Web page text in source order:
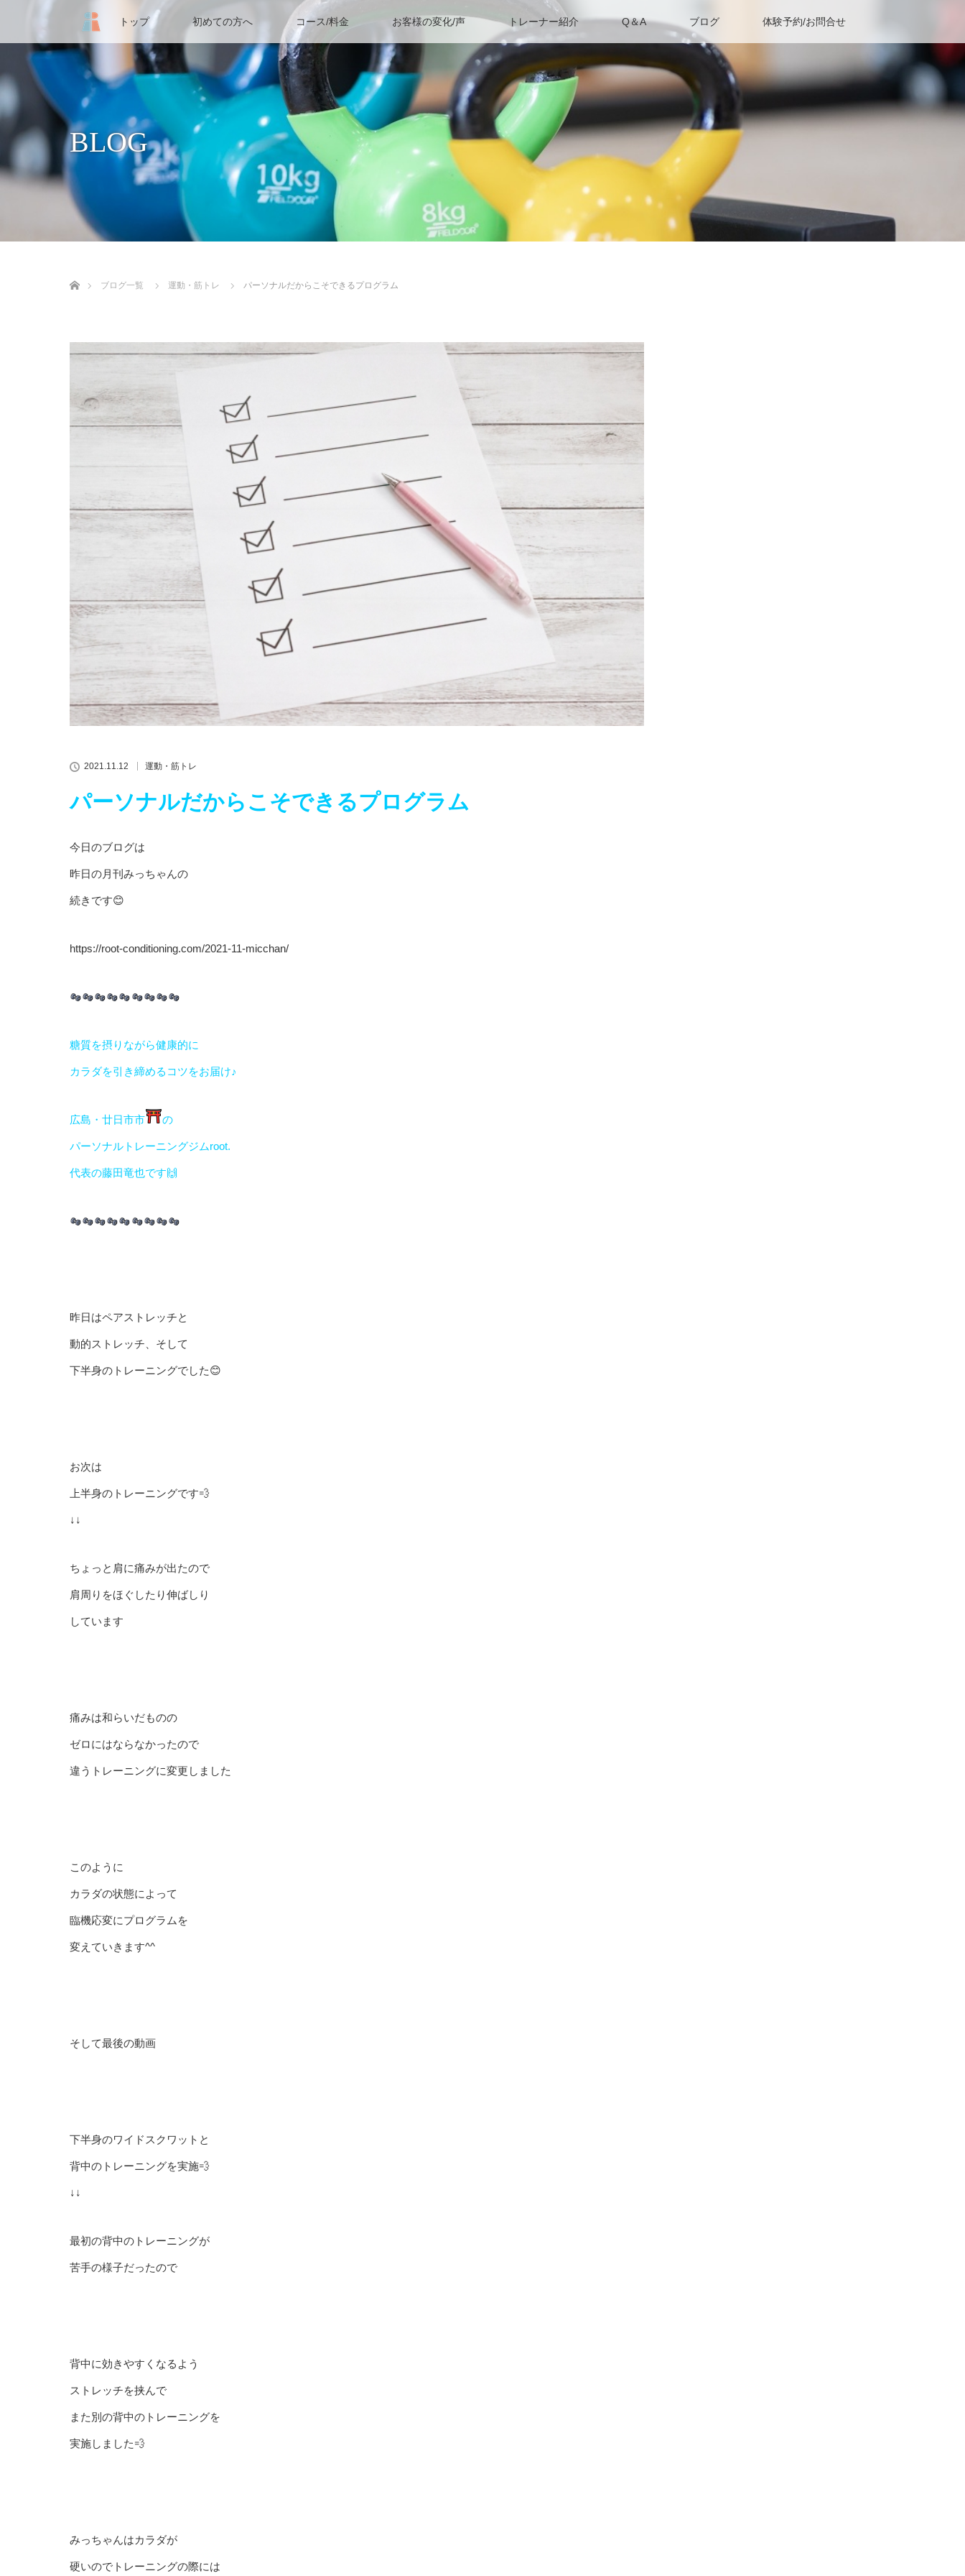
トップ 初めての方へ コース/料金 お客様の変化/声 トレーナー紹介 Q＆A ブログ 体験予約/お問合せ
BLOG
ブログ一覧
運動・筋トレ パーソナルだからこそできるプログラム
2021.11.12 運動・筋トレ
パーソナルだからこそできるプログラム
今日のブログは
昨日の月刊みっちゃんの
続きです😊
https://root-conditioning.com/2021-11-micchan/
糖質を摂りながら健康的に
カラダを引き締めるコツをお届け♪
広島・廿日市市 の
パーソナルトレーニングジムroot.
代表の藤田竜也です🙌
昨日はペアストレッチと
動的ストレッチ、そして
下半身のトレーニングでした😊
お次は
上半身のトレーニングです💨
↓↓
ちょっと肩に痛みが出たので
肩周りをほぐしたり伸ばしり
しています
痛みは和らいだものの
ゼロにはならなかったので
違うトレーニングに変更しました
このように
カラダの状態によって
臨機応変にプログラムを
変えていきます^^
そして最後の動画
下半身のワイドスクワットと
背中のトレーニングを実施💨
↓↓
最初の背中のトレーニングが
苦手の様子だったので
背中に効きやすくなるよう
ストレッチを挟んで
また別の背中のトレーニングを
実施しました💨
みっちゃんはカラダが
硬いのでトレーニングの際には